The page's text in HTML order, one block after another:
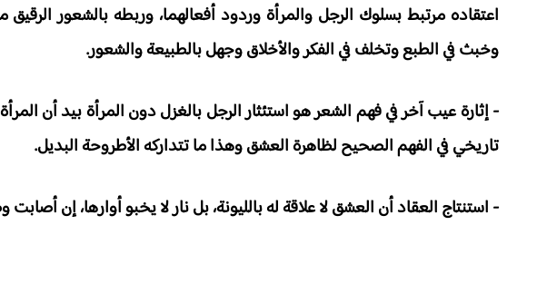
اعتقاده مرتبط بسلوك الرجل والمرأة وردود أفعالهما، وربطه بالشعور
وخبث في الطبع وتخلف في الفكر والأخلاق وجهل بالطبيعة والشعور.
- إثارة عيب آخر في فهم الشعر هو استئثار الرجل بالغزل دون المرأة بيد أن
تاريخي في الفهم الصحيح لظاهرة العشق وهذا ما تتداركه الأطروحة البديل.
- استنتاج العقاد أن العشق لا علاقة له بالليونة، بل نار لا يخبو أوارها، إن